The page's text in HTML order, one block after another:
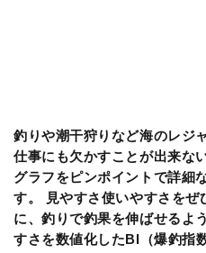
釣りや潮干狩りなど海のレジ
仕事にも欠かすことが出来な
グラフをピンポイントで詳細
す。 見やすさ使いやすさをぜ
に、釣りで釣果を伸ばせるよ
すさを数値化したBI（爆釣指